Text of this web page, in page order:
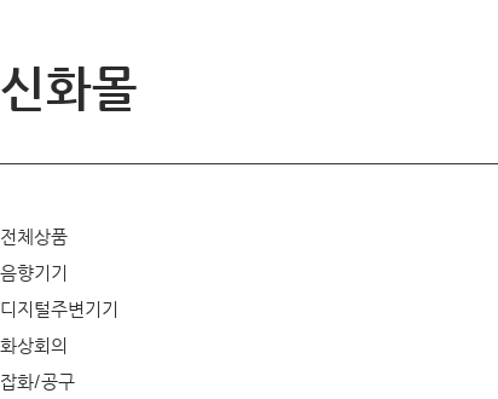
신화몰
전체상품
음향기기
디지털주변기기
화상회의
잡화/공구